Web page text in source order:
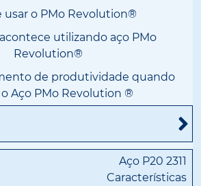
usar o PMo Revolution®
utilizando aço PMo
Revolution®
de produtividade quando
Aço PMo Revolution ®
Aço P20 2311
Características